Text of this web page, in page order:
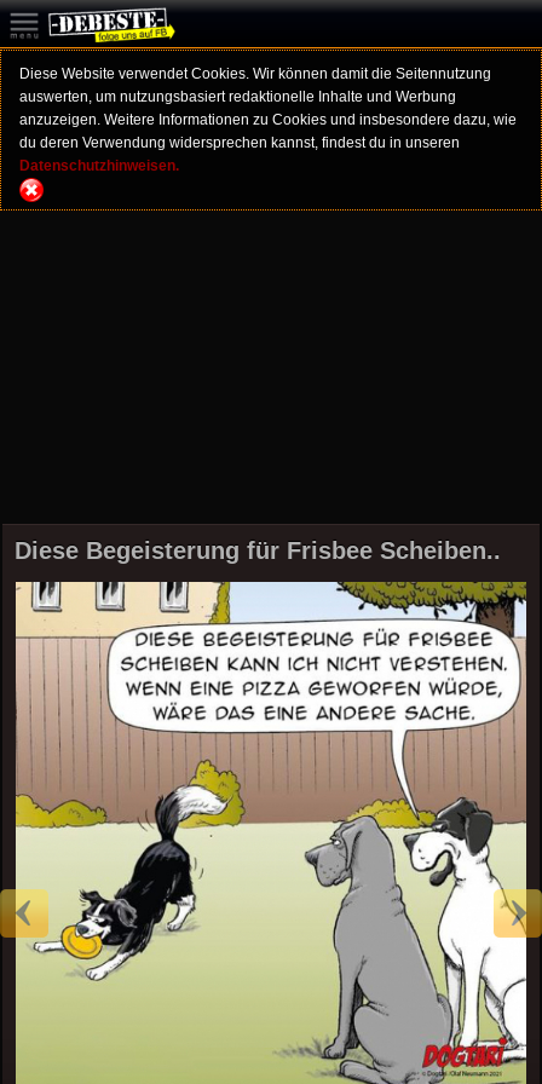
Diese Website verwendet Cookies. Wir können damit die Seitennutzung
auswerten, um nutzungsbasiert redaktionelle Inhalte und Werbung
anzuzeigen. Weitere Informationen zu Cookies und insbesondere dazu, wie
du deren Verwendung widersprechen kannst, findest du in unseren
Datenschutzhinweisen.
Diese Begeisterung für Frisbee Scheiben..